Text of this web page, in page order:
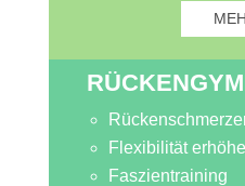
Flexibilität
Faszientraining